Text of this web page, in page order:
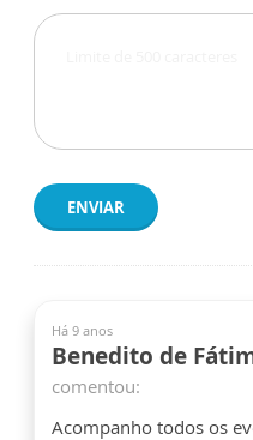
ENVIAR
Há 9 anos
Benedito de
comentou:
Acompanho todos os